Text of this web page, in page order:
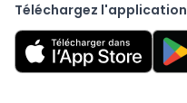
Téléchargez l'application